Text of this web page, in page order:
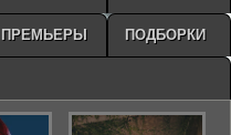
ПРЕМЬЕРЫ ПОДБОРКИ